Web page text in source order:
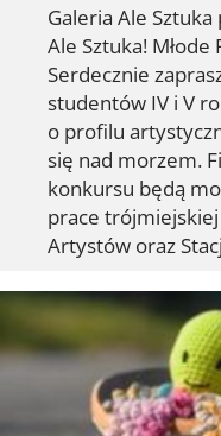
Galeria Ale
Ale Sztuka!
Serdecznie
studentów IV i V
o profilu
się nad morzem.
konkursu będą
prace
Artystów oraz